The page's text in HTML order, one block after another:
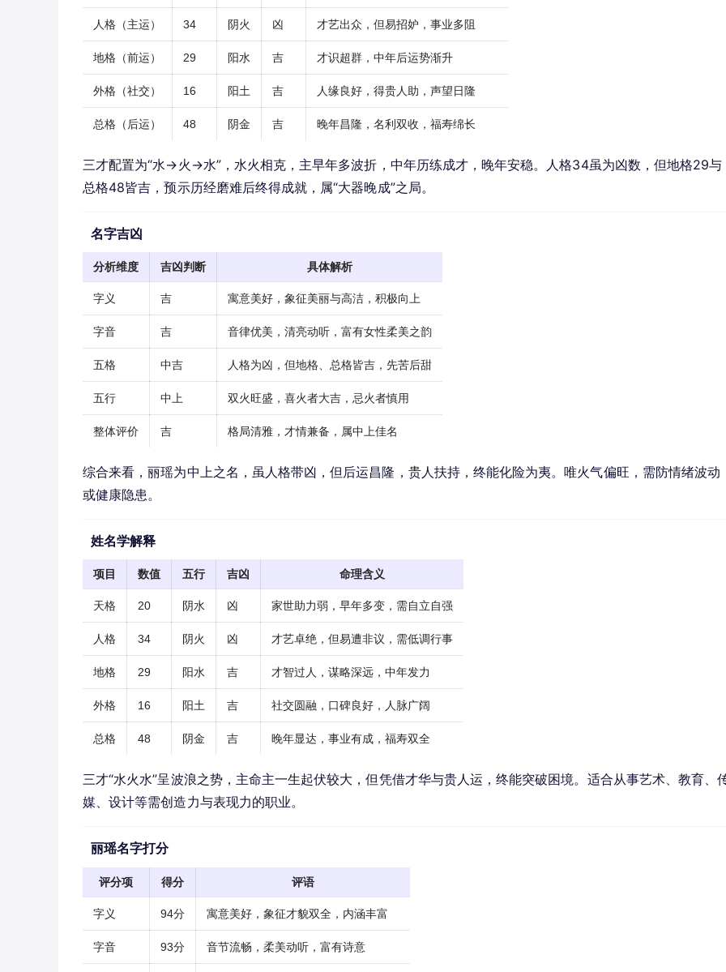
人格（主运） 34 阴火 凶 才艺出众，但易招妒，事业多阻
地格（前运） 29 阳水 吉 才识超群，中年后运势渐升
外格（社交） 16 阳土 吉 人缘良好，得贵人助，声望日隆
总格（后运） 48 阴金 吉 晚年昌隆，名利双收，福寿绵长
三才配置为“水→火→水”，水火相克，主早年多波折，中年历练成才，晚年安稳。人格34虽为凶数，但地格29与
总格48皆吉，预示历经磨难后终得成就，属“大器晚成”之局。
名字吉凶
分析维度 吉凶判断 具体解析
字义 吉 寓意美好，象征美丽与高洁，积极向上
字音 吉 音律优美，清亮动听，富有女性柔美之韵
五格 中吉 人格为凶，但地格、总格皆吉，先苦后甜
五行 中上 双火旺盛，喜火者大吉，忌火者慎用
整体评价 吉 格局清雅，才情兼备，属中上佳名
综合来看，丽瑶为中上之名，虽人格带凶，但后运昌隆，贵人扶持，终能化险为夷。唯火气偏旺，需防情绪波动
或健康隐患。
姓名学解释
项目 数值 五行 吉凶 命理含义
天格 20 阴水 凶 家世助力弱，早年多变，需自立自强
人格 34 阴火 凶 才艺卓绝，但易遭非议，需低调行事
地格 29 阳水 吉 才智过人，谋略深远，中年发力
外格 16 阳土 吉 社交圆融，口碑良好，人脉广阔
总格 48 阴金 吉 晚年显达，事业有成，福寿双全
三才“水火水”呈波浪之势，主命主一生起伏较大，但凭借才华与贵人运，终能突破困境。适合从事艺术、教育、
媒、设计等需创造力与表现力的职业。
丽瑶名字打分
评分项 得分 评语
字义 94分 寓意美好，象征才貌双全，内涵丰富
字音 93分 音节流畅，柔美动听，富有诗意